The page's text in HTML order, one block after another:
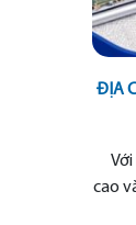
ĐỊA
cao